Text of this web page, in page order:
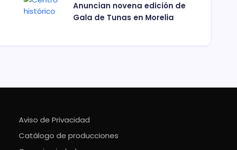
Anuncian novena edición de
Gala de Tunas en Morelia
Aviso de Privacidad
Catálogo de producciones